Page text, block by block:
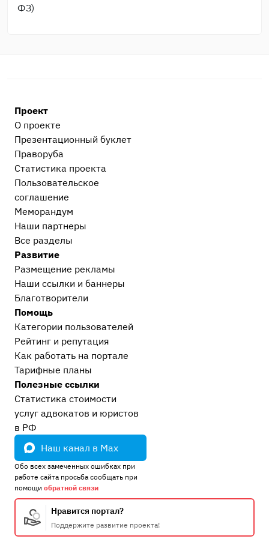
ФЗ)
Проект
О проекте
Презентационный букл​ет
Праворуба
Статистика проекта
Пользовательское
соглашение
Меморандум
Наши партнеры
Все разделы
Развитие
Размещение рекламы
Наши ссылки и баннеры
Благотворители
Помощь
Категории пользователей
Рейтинг и репутация
Как работать на портале
Тарифные планы
Полезные ссылки
Статистика стоимости
услуг адвокатов и юристов
в РФ
Наш канал в Max
Обо всех замеченных ошибках при
работе сайта просьба сообщать при
помощи обратной связи
Нравится портал?
Поддержите развитие проекта!